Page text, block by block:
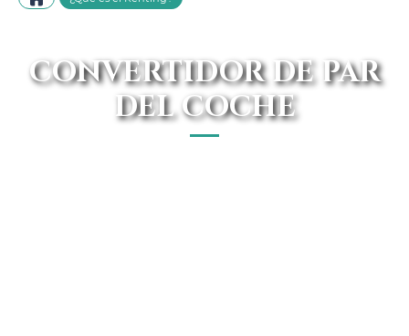
CONVERTIDOR DE PAR
DEL COCHE